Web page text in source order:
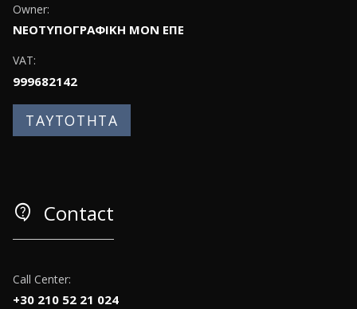
Owner:
ΝΕΟΤΥΠΟΓΡΑΦΙΚΗ ΜΟΝ ΕΠΕ
VAT:
999682142
ΤΑΥΤΟΤΗΤΑ
contact_support Contact
Call Center:
+30 210 52 21 024